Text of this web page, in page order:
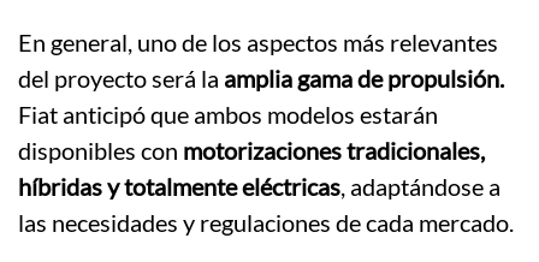
En general, uno de los aspectos más relevantes
del proyecto será la amplia gama de propulsión.
Fiat anticipó que ambos modelos estarán
disponibles con motorizaciones tradicionales,
híbridas y totalmente eléctricas, adaptándose a
las necesidades y regulaciones de cada mercado.